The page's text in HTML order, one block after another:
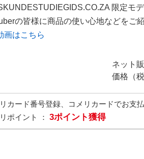
限定モ
の皆様に商品の使い心地などをご
画はこちら
ネット
価格（税
カード番号登録、コメリカードでお支
ポイント ： 3ポイント獲得